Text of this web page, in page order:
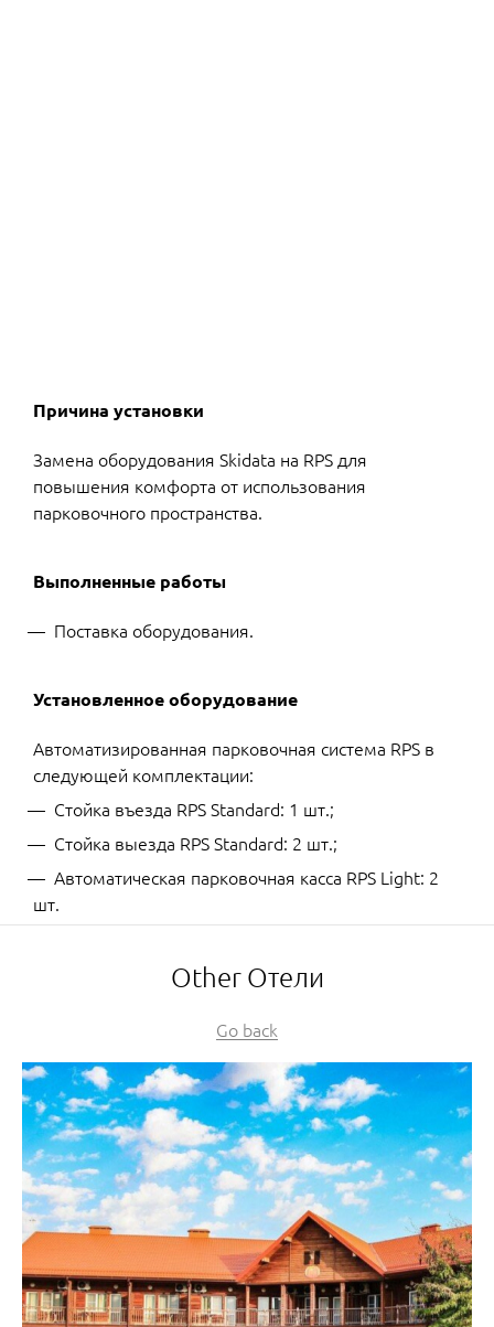
Причина установки
Замена оборудования Skidata на RPS для
повышения комфорта от использования
парковочного пространства.
Выполненные работы
Поставка оборудования.
Установленное оборудование
Автоматизированная парковочная система RPS в
следующей комплектации:
Стойка въезда RPS Standard: 1 шт.;
Стойка выезда RPS Standard: 2 шт.;
Автоматическая парковочная касса RPS Light: 2
шт.
Other Отели
Go back